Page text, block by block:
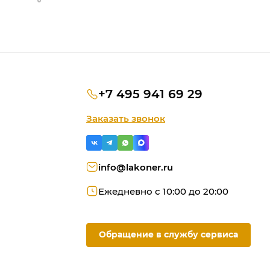
+7 495 941 69 29
Заказать звонок
info@lakoner.ru
Ежедневно с 10:00 до 20:00
Обращение в службу сервиса